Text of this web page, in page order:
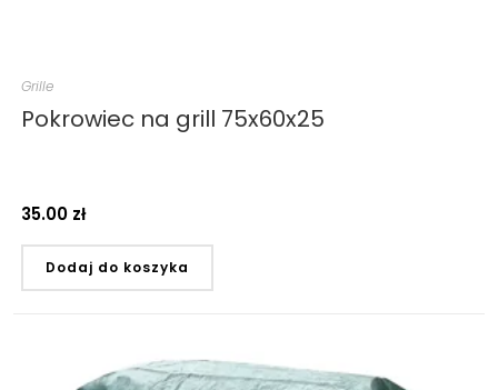
Grille
Pokrowiec na grill 75x60x25
35.00 zł
Dodaj do koszyka